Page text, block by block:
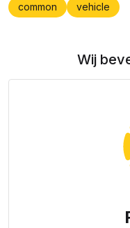
common vehicle
Wij